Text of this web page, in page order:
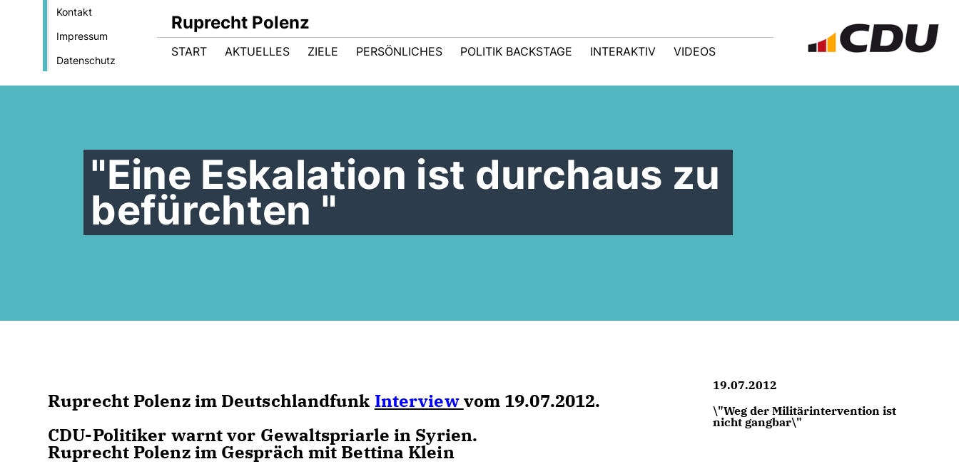
Kontakt
Impressum
Datenschutz
Ruprecht Polenz
START AKTUELLES ZIELE PERSÖNLICHES POLITIK BACKSTAGE INTERAKTIV VIDEOS
"Eine Eskalation ist durchaus zu
befürchten "
Ruprecht Polenz im Deutschlandfunk Interviewvom 19.07.2012.
CDU-Politiker warnt vor Gewaltspriarle in Syrien.
Ruprecht Polenz im Gespräch mit Bettina Klein
19.07.2012
\"Weg der Militärintervention ist
nicht gangbar\"